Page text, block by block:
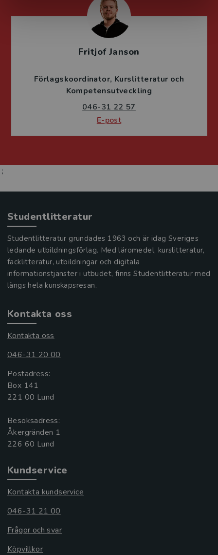
Fritjof Janson
Förlagskoordinator Kurslitteratur och
Kompetensutveckling
046-31 22 57
E-post
;
Studentlitteratur
Studentlitteratur grundades 1963 och är idag Sveriges
ledande utbildningsförlag. Med läromedel, kurslitteratur,
facklitteratur, utbildningar och digitala
informationstjänster i utbudet, finns Studentlitteratur med
längs hela kunskapsresan.
Kontakta oss
Kontakta oss
046-31 20 00
Postadress:
Box 141
221 00 Lund
Besöksadress:
Åkergränden 1
Kundservice
Kontakta kundservice
046-31 21 00
Frågor och svar
Köpvillkor